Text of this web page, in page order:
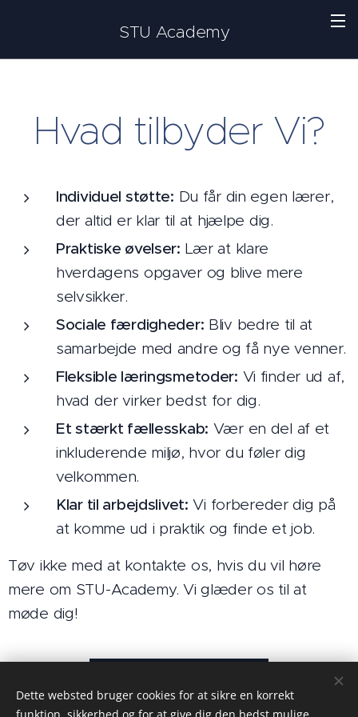
STU Academy
Hvad tilbyder Vi?
Individuel støtte: Du får din egen lærer,
der altid er klar til at hjælpe dig.
Praktiske øvelser: Lær at klare
hverdagens opgaver og blive mere
selvsikker.
Sociale færdigheder: Bliv bedre til at
samarbejde med andre og få nye venner.
Fleksible læringsmetoder: Vi finder ud af,
hvad der virker bedst for dig.
Et stærkt fællesskab: Vær en del af et
inkluderende miljø, hvor du føler dig
velkommen.
Klar til arbejdslivet: Vi forbereder dig på
at komme ud i praktik og finde et job.
Tøv ikke med at kontakte os, hvis du vil høre
mere om STU-Academy. Vi glæder os til at
møde dig!
Dette websted bruger cookies for at sikre en korrekt